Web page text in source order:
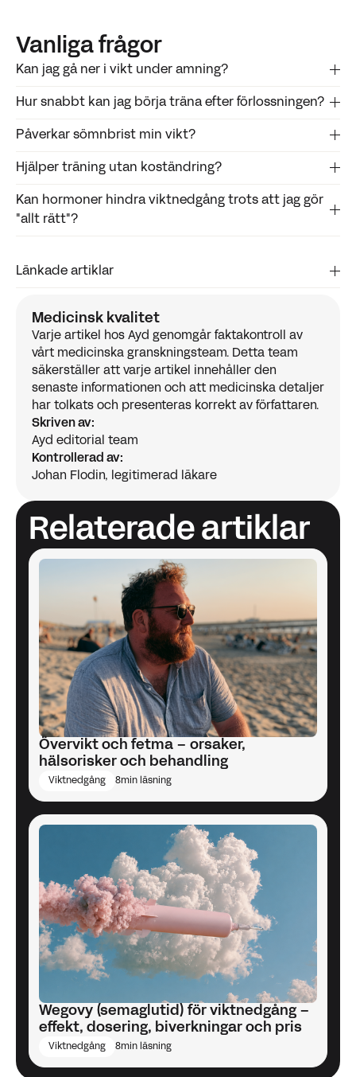
Vanliga frågor
Kan jag gå ner i vikt under amning?
‍Ja, men det är viktigt att inte minska energiintaget för
mycket. Amning ökar kaloribehovet med 300–500
Hur snabbt kan jag börja träna efter förlossningen?
med intensiv träning tills du blivit godkänd av
Påverkar sömnbrist min vikt?
Ja, dålig sömn ökar hungerhormoner och minskar
energin till träning.
Hjälper träning utan koständring?
‍En kombination av kost och träning ger bäst resultat.
Kan hormoner hindra viktnedgång trots att jag gör
"allt rätt"?
påverka detta. Sök vård om vikten inte rör sig trots
Länkade artiklar
versus diet + exercise programs...
(Lond), 16 , 1745506520932372.
https://doi.org/10.1177/1745506520932372
Frontiers in Endocrinology (2018). Gut hormones
and weight loss.
https://www.frontiersin.org/journals/endocrinology/
Nutrition Research Reviews (2022). Weight loss
after pregnancy.
https://www.cambridge.org/core/journals/nutrition-
research-reviews/article/weight-loss-after-
opportunities/
PMC (2022). Postpartum weight retention and
intervention strategies.
https://www.ncbi.nlm.nih.gov/pmc/articles/PMC9008111/
Lopez, P., et al. (2022). Resistance training
effectiveness on body composition...
Reviews, 23(5)
, e13428.
https://doi.org/10.1111/obr.13428
Medicinsk kvalitet
Varje artikel hos Ayd genomgår faktakontroll av
vårt medicinska granskningsteam. Detta team
säkerställer att varje artikel innehåller den
senaste informationen och att medicinska detaljer
har tolkats och presenteras korrekt av författaren.
Skriven av:
Ayd editorial team
Kontrollerad av:
Johan Flodin, legitimerad läkare
Relaterade artiklar
Övervikt och fetma – orsaker,
hälsorisker och behandling
Viktnedgång 8 min läsning
Wegovy (semaglutid) för viktnedgång –
effekt, dosering, biverkningar och pris
Viktnedgång 8 min läsning